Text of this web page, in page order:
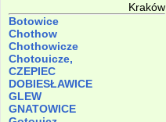
Kraków
Botowice
Chothow
Chothowicze
Chotouicze,
CZEPIEC
DOBIESŁAWICE
GLEW
GNATOWICE